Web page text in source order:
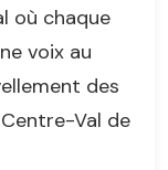
où chaque
voix au
des
Val de